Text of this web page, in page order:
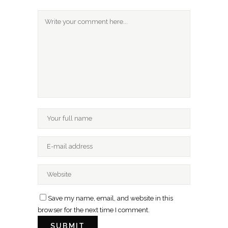
Save my name, email, and website in this
browser for the next time I comment.